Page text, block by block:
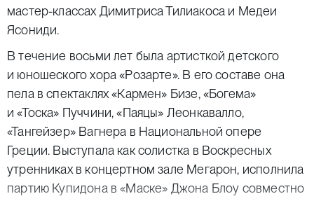
мастер-классах Димитриса Тилиакоса и Медеи
Ясониди.
В течение восьми лет была артисткой детского
и юношеского хора «Розарте». В его составе она
пела в спектаклях «Кармен» Бизе, «Богема»
и «Тоска» Пуччини, «Паяцы» Леонкавалло,
«Тангейзер» Вагнера в Национальной опере
Греции. Выступала как солистка в Воскресных
утренниках в концертном зале Мегарон, исполнила
партию Купидона в «Маске» Джона Блоу совместно